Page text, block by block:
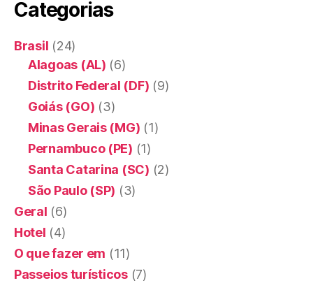
Categorias
Brasil (24)
Alagoas (AL) (6)
Distrito Federal (DF) (9)
Goiás (GO) (3)
Minas Gerais (MG) (1)
Pernambuco (PE) (1)
Santa Catarina (SC) (2)
São Paulo (SP) (3)
Geral (6)
Hotel (4)
O que fazer em (11)
Passeios turísticos(7)